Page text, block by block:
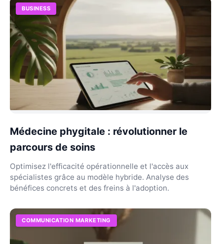
BUSINESS
Médecine phygitale : révolutionner le
parcours de soins
Optimisez l'efficacité opérationnelle et l'accès aux
spécialistes grâce au modèle hybride. Analyse des
bénéfices concrets et des freins à l'adoption.
COMMUNICATION MARKETING